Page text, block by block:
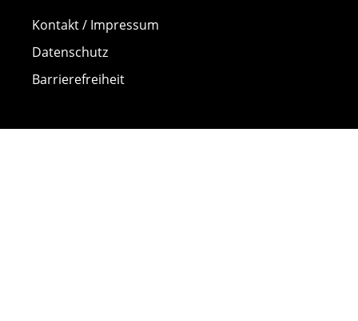
Kontakt / Impressum
Datenschutz
Barrierefreiheit